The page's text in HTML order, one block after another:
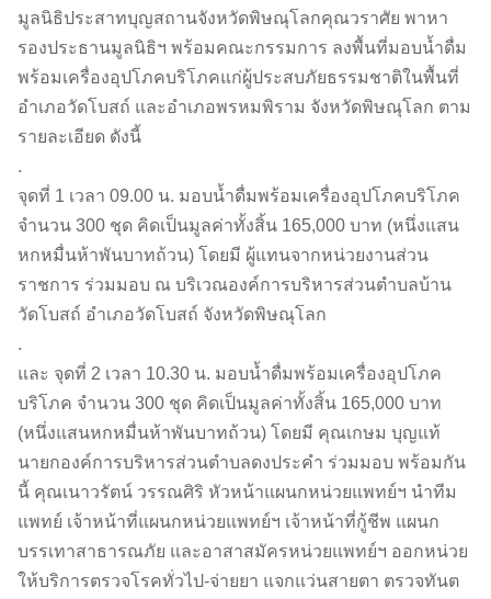
มูลนิธิประสาทบุญสถานจังหวัดพิษณุโลกคุณวราศัย พาหา
รองประธานมูลนิธิฯ พร้อมคณะกรรมการ ลงพื้นที่มอบน้ำดื่ม
พร้อมเครื่องอุปโภคบริโภคแก่ผู้ประสบภัยธรรมชาติในพื้นที่
อำเภอวัดโบสถ์ และอำเภอพรหมพิราม จังหวัดพิษณุโลก ตาม
รายละเอียด ดังนี้
.
จุดที่ 1 เวลา 09.00 น. มอบน้ำดื่มพร้อมเครื่องอุปโภคบริโภค
จำนวน 300 ชุด คิดเป็นมูลค่าทั้งสิ้น 165,000 บาท (หนึ่งแสน
หกหมื่นห้าพันบาทถ้วน) โดยมี ผู้แทนจากหน่วยงานส่วน
ราชการ ร่วมมอบ ณ บริเวณองค์การบริหารส่วนตำบลบ้าน
วัดโบสถ์ อำเภอวัดโบสถ์ จังหวัดพิษณุโลก
.
และ จุดที่ 2 เวลา 10.30 น. มอบน้ำดื่มพร้อมเครื่องอุปโภค
บริโภค จำนวน 300 ชุด คิดเป็นมูลค่าทั้งสิ้น 165,000 บาท
(หนึ่งแสนหกหมื่นห้าพันบาทถ้วน) โดยมี คุณเกษม บุญแท้
นายกองค์การบริหารส่วนตำบลดงประคำ ร่วมมอบ พร้อมกัน
นี้ คุณเนาวรัตน์ วรรณศิริ หัวหน้าแผนกหน่วยแพทย์ฯ นำทีม
แพทย์ เจ้าหน้าที่แผนกหน่วยแพทย์ฯ เจ้าหน้าที่กู้ชีพ แผนก
บรรเทาสาธารณภัย และอาสาสมัครหน่วยแพทย์ฯ ออกหน่วย
ให้บริการตรวจโรคทั่วไป-จ่ายยา แจกแว่นสายตา ตรวจทันต